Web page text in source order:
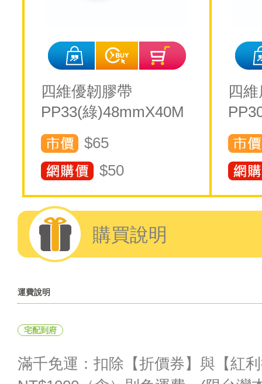
四維優韌膠帶
PP33(綠)48mmX40M
$65
$50
四
購買說明
運費說明
宅配到府
滿千免運：扣除【折價券】與【紅